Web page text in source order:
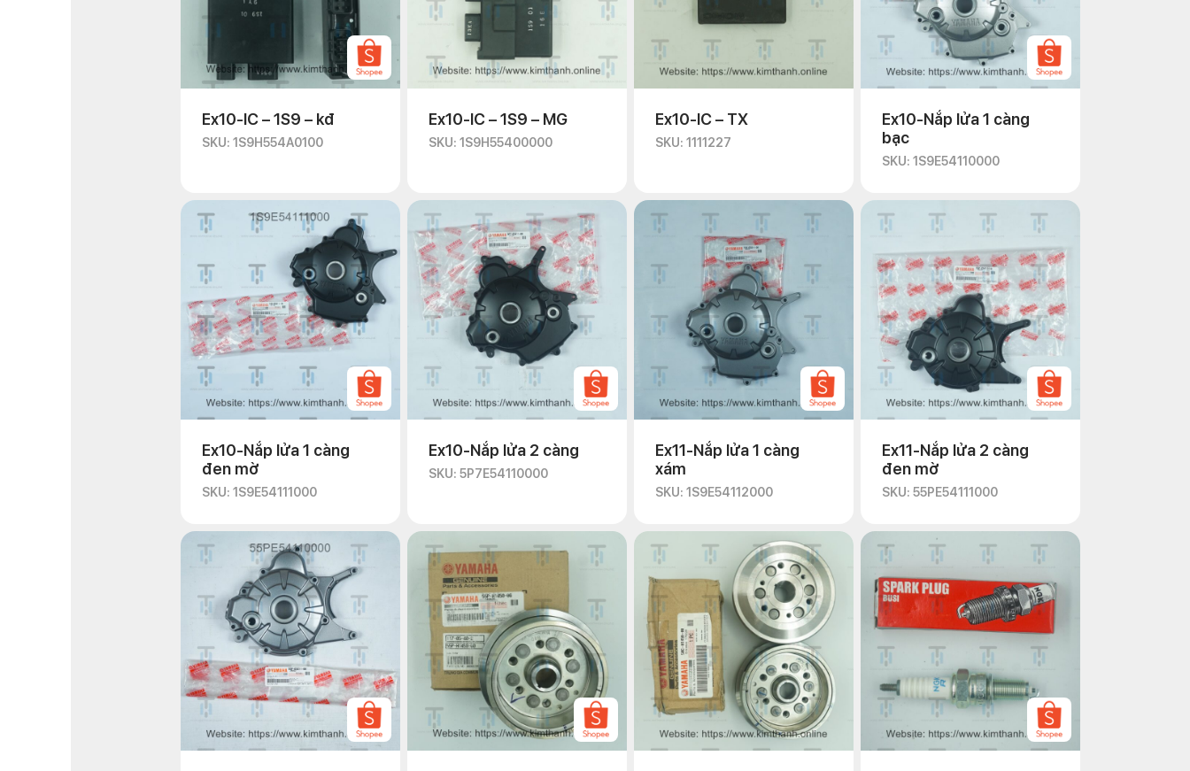
Ex10-IC – 1S9 – kđ
SKU: 1S9H554A0100
Ex10-IC – 1S9 – MG
SKU: 1S9H55400000
Ex10-IC – TX
SKU: 1111227
Ex10-Nắp lửa 1 càng
bạc
SKU: 1S9E54110000
Ex10-Nắp lửa 1 càng
đen mờ
SKU: 1S9E54111000
Ex10-Nắp lửa 2 càng
SKU: 5P7E54110000
Ex11-Nắp lửa 1 càng
xám
SKU: 1S9E54112000
Ex11-Nắp lửa 2 càng
đen mờ
SKU: 55PE54111000